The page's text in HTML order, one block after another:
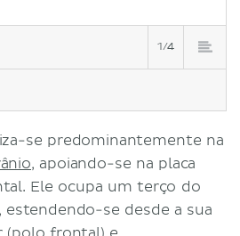
1/4
se predominantemente na
, apoiando-se na placa
Ele ocupa um terço do
estendendo-se desde a sua